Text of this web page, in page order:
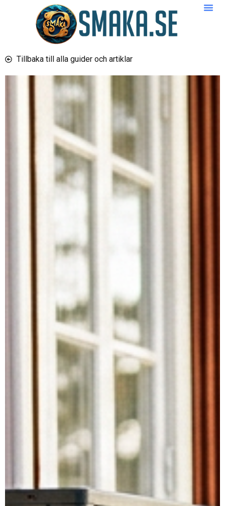
Tillbaka till alla guider och artiklar